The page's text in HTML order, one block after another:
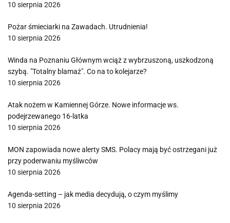
10 sierpnia 2026
Pożar śmieciarki na Zawadach. Utrudnienia!
10 sierpnia 2026
Winda na Poznaniu Głównym wciąż z wybrzuszoną, uszkodzoną
szybą. "Totalny blamaż". Co na to kolejarze?
10 sierpnia 2026
Atak nożem w Kamiennej Górze. Nowe informacje ws.
podejrzewanego 16-latka
10 sierpnia 2026
MON zapowiada nowe alerty SMS. Polacy mają być ostrzegani już
przy poderwaniu myśliwców
10 sierpnia 2026
Agenda-setting – jak media decydują, o czym myślimy
10 sierpnia 2026